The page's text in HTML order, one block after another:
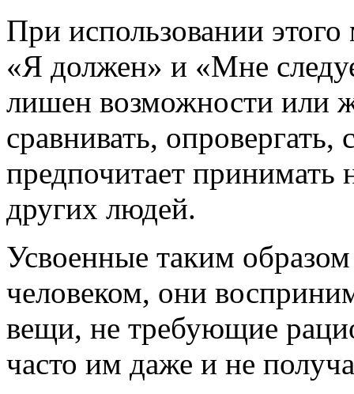
При использовании
«Я должен» и «Мне
лишен возможности или
сравнивать, опровергать,
предпочитает принимать
других людей.
Усвоенные таким
человеком, они
вещи, не требующие
часто им даже и не